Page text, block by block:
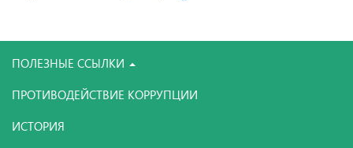
ПОЛЕЗНЫЕ ССЫЛКИ
ПРОТИВОДЕЙСТВИЕ КОРРУПЦИИ
ИСТОРИЯ